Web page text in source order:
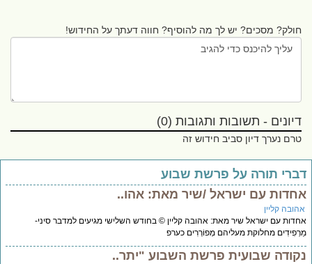
חולק? מסכים? יש לך מה להוסיף? חווה דעתך על החידוש!
דיונים - תשובות ותגובות (0)
טרם נערך דיון סביב חידוש זה
תורה על פרשת שבוע
עם ישראל /שיר מאת: אהו..
קליין
עם ישראל שיר מאת: אהובה קליין © בחודש השלישי מגיעים למדבר סיני-
מחלוקת מעליהם מְפוֹרְרִים כערפ
שבועית פרשת השבוע "יתר..